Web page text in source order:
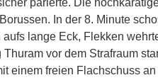
parierte. Die
In der 8. Minute
lange Eck, Flekken
vor dem Strafraum
einem freien Flachschuss an